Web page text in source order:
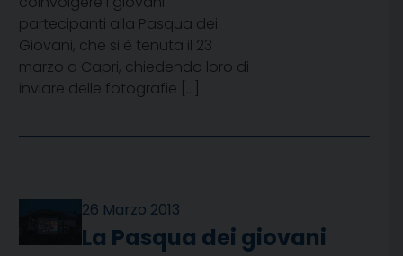
partecipanti alla Pasqua dei
Giovani, che si è tenuta il 23
marzo a Capri, chiedendo loro di
inviare delle fotografie […]
26 Marzo 2013
La Pasqua dei giovani